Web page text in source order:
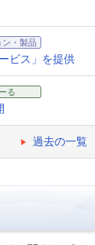
ン・製品
ビス」を提供
る
過去の一覧